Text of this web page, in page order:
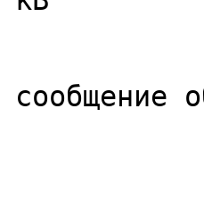
сообщение